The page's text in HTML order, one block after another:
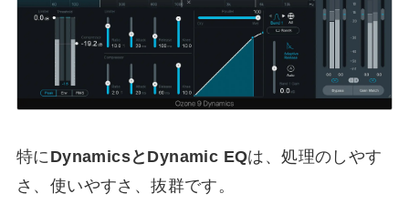
特にDynamicsとDynamic EQは、処理のしやす
さ、使いやすさ、抜群です。